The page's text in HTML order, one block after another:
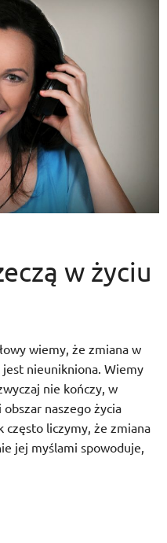
w życiu
wiemy, że zmiana w
jest nieunikniona. Wiemy
nie kończy, w
naszego życia
często liczymy, że zmiana
jej myślami spowoduje,